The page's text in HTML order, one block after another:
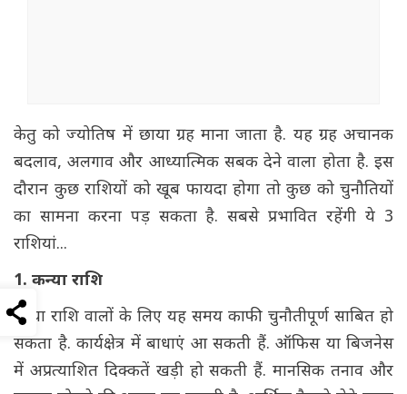
केतु को ज्योतिष में छाया ग्रह माना जाता है. यह ग्रह अचानक
बदलाव, अलगाव और आध्यात्मिक सबक देने वाला होता है. इस
दौरान कुछ राशियों को खूब फायदा होगा तो कुछ को चुनौतियों
का सामना करना पड़ सकता है. सबसे प्रभावित रहेंगी ये 3
राशियां...
1. कन्या राशि
कन्या राशि वालों के लिए यह समय काफी चुनौतीपूर्ण साबित हो
सकता है. कार्यक्षेत्र में बाधाएं आ सकती हैं. ऑफिस या बिजनेस
में अप्रत्याशित दिक्कतें खड़ी हो सकती हैं. मानसिक तनाव और